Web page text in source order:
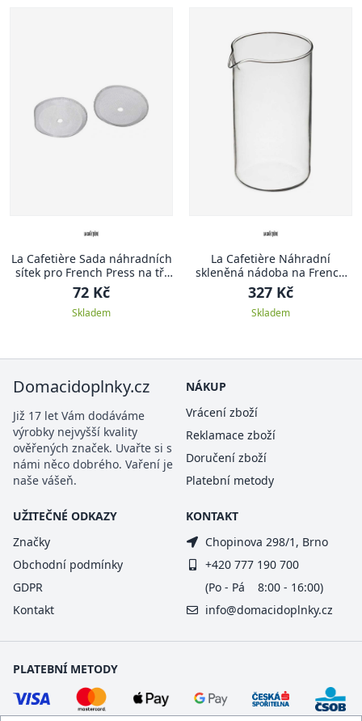
La Cafetière Sada náhradních
sítek pro French Press na tři
šálky
72 Kč
Skladem
La Cafetière Náhradní
skleněná nádoba na French
Press, pro osm šálků
327 Kč
Skladem
Domacidoplnky.cz
Již 17 let Vám dodáváme
výrobky nejvyšší kvality
ověřených značek. Uvařte si s
námi něco dobrého. Vaření je
naše vášeň.
NÁKUP
Vrácení zboží
Reklamace zboží
Doručení zboží
Platební metody
UŽITEČNÉ ODKAZY
Značky
Obchodní podmínky
GDPR
Kontakt
KONTAKT
Chopinova 298/1, Brno
+420 777 190 700
(Po - Pá 8:00 - 16:00)
info@domacidoplnky.cz
PLATEBNÍ METODY